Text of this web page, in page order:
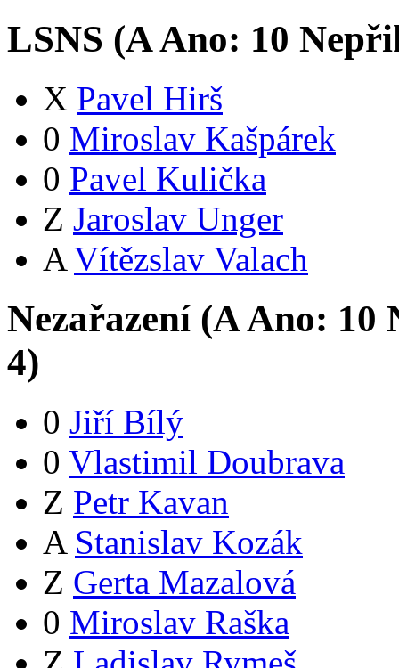
LSNS (AAno: 10
X Pavel Hirš
0 Miroslav Kašpárek
0 Pavel Kulička
Z Jaroslav Unger
A Vítězslav Valach
Nezařazení (AAno: 10
4)
0 Jiří Bílý
0 Vlastimil Doubrava
Z Petr Kavan
A Stanislav Kozák
Z Gerta Mazalová
0 Miroslav Raška